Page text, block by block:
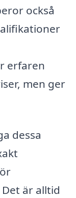
också
erfaren
men ger
dessa
Det är alltid